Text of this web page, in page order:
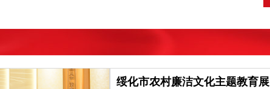
绥化市农村廉洁文化主题教育展